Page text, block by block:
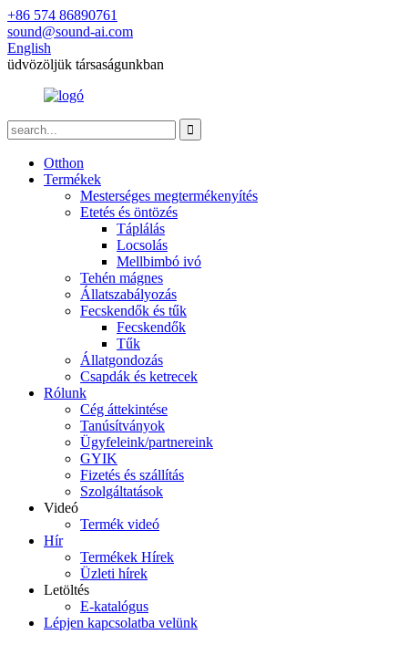
+86 574 86890761
sound@sound-ai.com
English
üdvözöljük társaságunkban
Otthon
Termékek
Mesterséges megtermékenyítés
Etetés és öntözés
Táplálás
Locsolás
Mellbimbó ivó
Tehén mágnes
Állatszabályozás
Fecskendők és tűk
Fecskendők
Tűk
Állatgondozás
Csapdák és ketrecek
Rólunk
Cég áttekintése
Tanúsítványok
Ügyfeleink/partnereink
GYIK
Fizetés és szállítás
Szolgáltatások
Videó
Termék videó
Hír
Termékek Hírek
Üzleti hírek
Letöltés
E-katalógus
Lépjen kapcsolatba velünk